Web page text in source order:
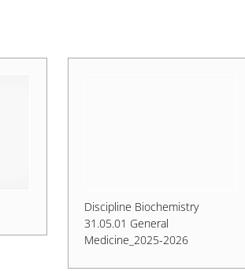
Discipline Biochemistry
31.05.01 General
Medicine_2025-2026